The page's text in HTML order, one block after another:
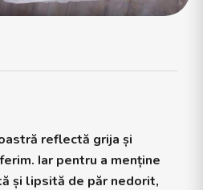
reflectă grija și
Iar pentru a menține
și lipsită de păr nedorit,